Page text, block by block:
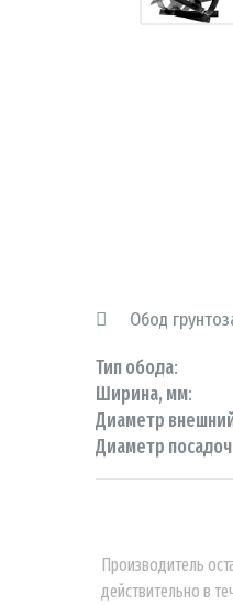
Обод
Тип обода:
Ширина, мм:
Диаметр
Диаметр п
Производитель
действительно в